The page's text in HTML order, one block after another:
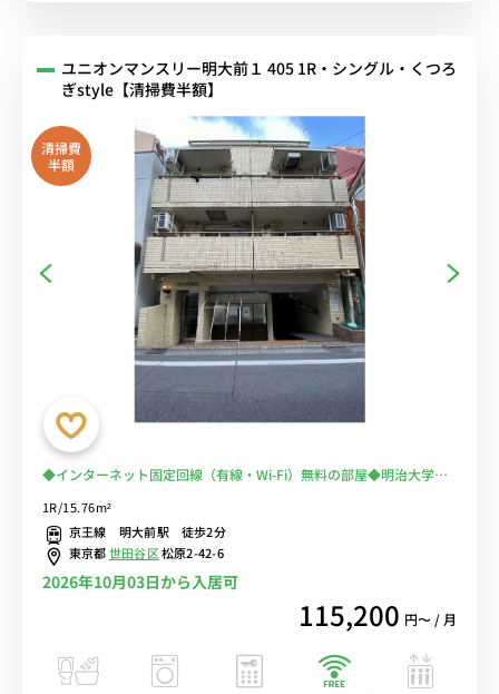
ユニオンマンスリー明大前１ 405 1R・シングル・くつろ
ぎstyle【清掃費半額】
清掃費
半額
◆インターネット固定回線（有線・Wi-Fi）無料の部屋◆明治大学和
1R/15.76m²
京王線 明大前駅 徒歩2分
東京都世田谷区松原2-42-6
2026年10月03日から入居可
115,200 円〜 / 月